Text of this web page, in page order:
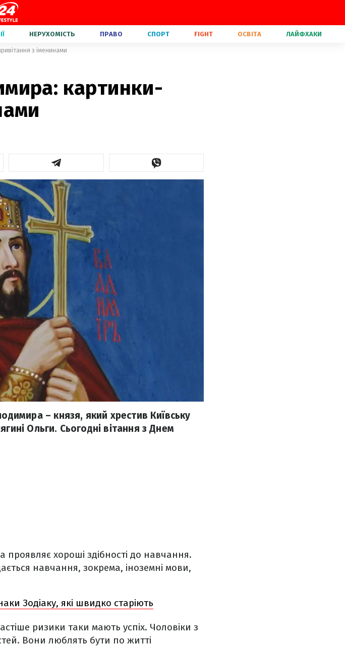
НЕРУХОМІСТЬ ПРАВО СПОРТ FIGHT ОСВІТА ЛАЙФХАКИ
з іменинами
картинки-
– князя, який хрестив Київську
Ольги. Сьогодні вітання з Днем
хороші здібності до навчання.
навчання, зокрема, іноземні мови,
Зодіаку, які швидко старіють
ризики таки мають успіх. Чоловіки з
Вони люблять бути по житті